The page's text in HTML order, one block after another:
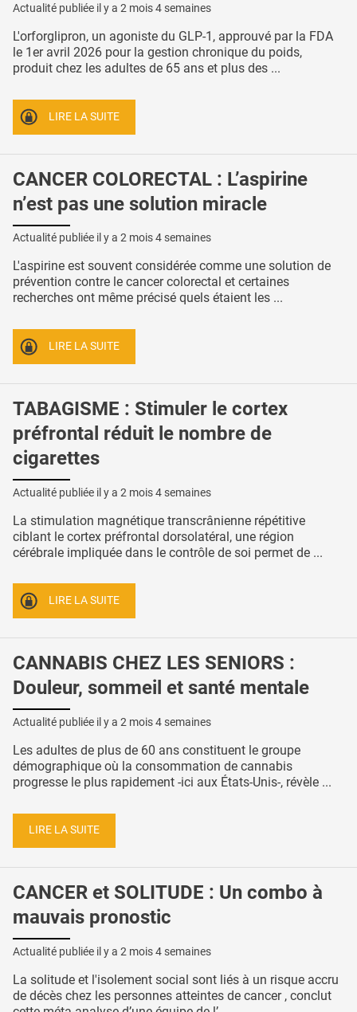
Actualité publiée il y a 2 mois 4 semaines
L'orforglipron, un agoniste du GLP-1, approuvé par la FDA
le 1er avril 2026 pour la gestion chronique du poids,
produit chez les adultes de 65 ans et plus des ...
LIRE LA SUITE
CANCER COLORECTAL : L’aspirine
n’est pas une solution miracle
Actualité publiée il y a 2 mois 4 semaines
L'aspirine est souvent considérée comme une solution de
prévention contre le cancer colorectal et certaines
recherches ont même précisé quels étaient les ...
LIRE LA SUITE
TABAGISME : Stimuler le cortex
préfrontal réduit le nombre de
cigarettes
Actualité publiée il y a 2 mois 4 semaines
La stimulation magnétique transcrânienne répétitive
ciblant le cortex préfrontal dorsolatéral, une région
cérébrale impliquée dans le contrôle de soi permet de ...
LIRE LA SUITE
CANNABIS CHEZ LES SENIORS :
Douleur, sommeil et santé mentale
Actualité publiée il y a 2 mois 4 semaines
Les adultes de plus de 60 ans constituent le groupe
démographique où la consommation de cannabis
progresse le plus rapidement -ici aux États-Unis-, révèle ...
LIRE LA SUITE
CANCER et SOLITUDE : Un combo à
mauvais pronostic
Actualité publiée il y a 2 mois 4 semaines
La solitude et l'isolement social sont liés à un risque accru
de décès chez les personnes atteintes de cancer , conclut